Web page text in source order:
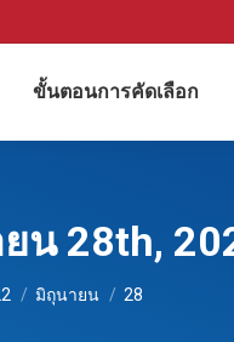
ขั้นตอนการคัดเลือก
น 28th,
มิถุนายน 28